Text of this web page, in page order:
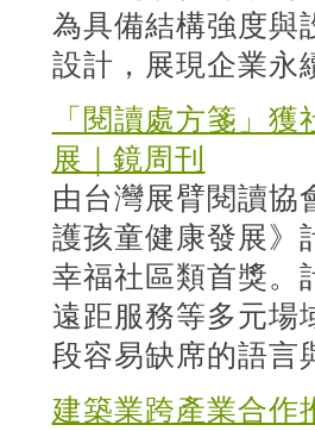
為具備結構強度與
設計，展現企業永
「閱讀處方箋」
展｜鏡周刊
由台灣展臂閱讀協
護孩童健康發展》
幸福社區類首獎。
遠距服務等多元場
段容易缺席的語言
建築業跨產業合作